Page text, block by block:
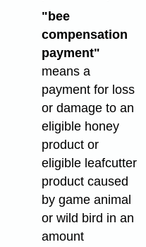
"bee
compensation
payment"
means a
payment for loss
or damage to an
eligible honey
product or
eligible leafcutter
product caused
by game animal
or wild bird in an
amount